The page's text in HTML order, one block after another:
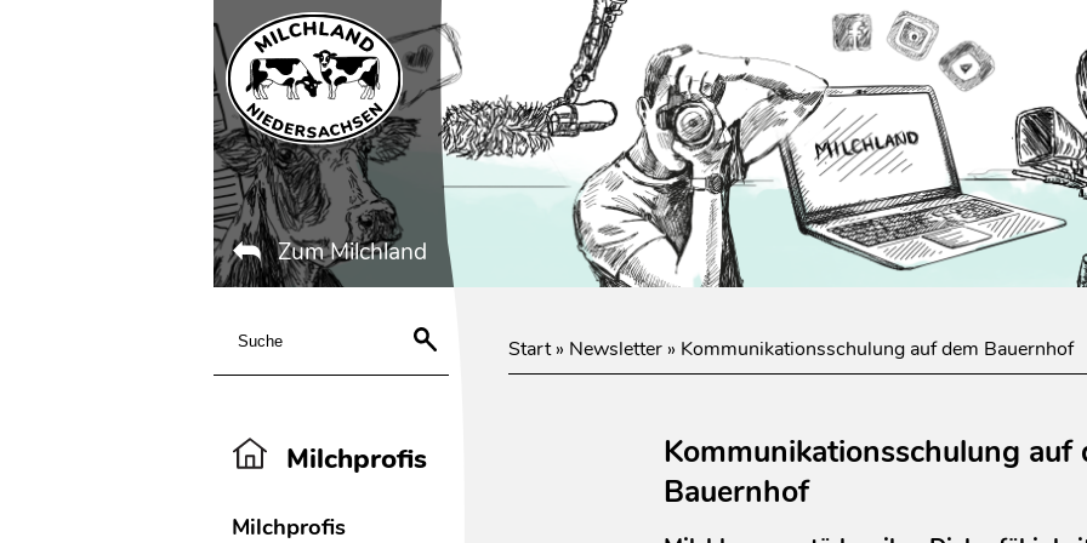
Zum Milchland
Milchprofis
Milchprofis
Start» Newsletter» Kommunikationsschulung auf dem Bauernhof
Kommunikationsschulung auf
Bauernhof